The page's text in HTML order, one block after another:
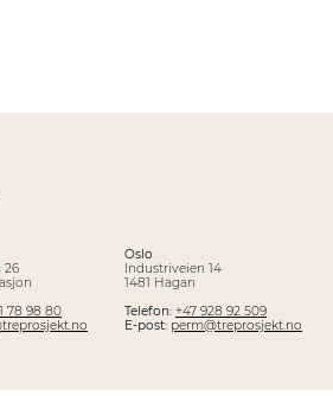
26
78 98 80
Oslo
Industriveien 14
1481 Hagan
Telefon: +47 928 92 509
E-post: perm@treprosjekt.no